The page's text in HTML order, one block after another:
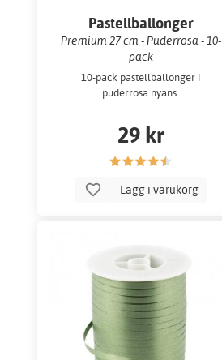
Pastellballonger
Premium 27 cm - Puderrosa - 10-
pack
10-pack pastellballonger i
puderrosa nyans.
29 kr
Lägg i varukorg